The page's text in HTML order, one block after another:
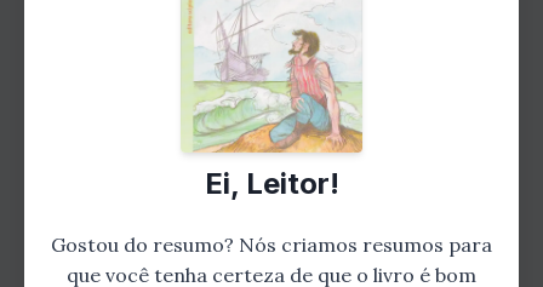
mulheres cuja ambição e determinação os
levaram a dominar vastos territórios e povos.
De Alexandre, o Grande, a Napoleão
Bonaparte, passando por figuras como
Genghis Khan e Cleópatra, o autor revela os
segredos por trás das conquistas desses
duradouras.
Ei, Leitor!
Gostou do resumo? Nós criamos resumos para
que você tenha certeza de que o livro é bom